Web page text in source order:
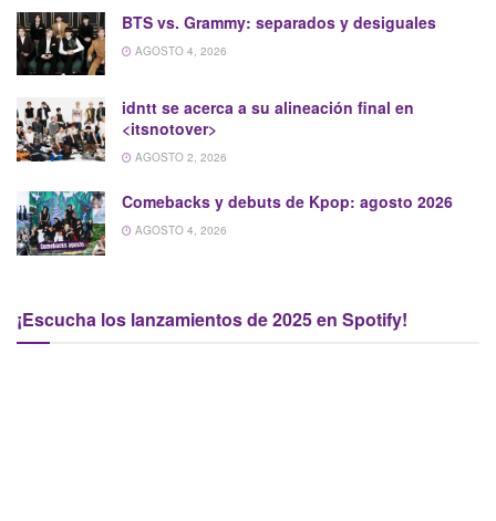
BTS vs. Grammy: separados y desiguales
AGOSTO 4, 2026
idntt se acerca a su alineación final en
<itsnotover>
AGOSTO 2, 2026
Comebacks y debuts de Kpop: agosto 2026
AGOSTO 4, 2026
¡Escucha los lanzamientos de 2025 en Spotify!